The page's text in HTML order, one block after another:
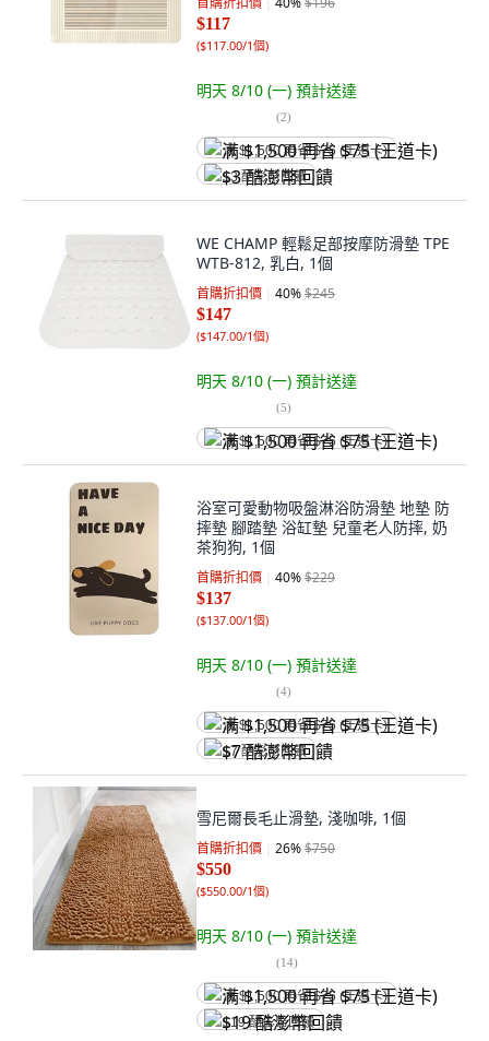
$117
($117.00/1個)
明天 8/10 (一) 預計送達
(2)
满 $1,500 再省 $75 (王道卡)
$3 酷澎幣回饋
WE CHAMP 輕鬆足部按摩防滑墊 TPE
WTB-812, 乳白, 1個
首購折扣價 40%$245
$147
($147.00/1個)
明天 8/10 (一) 預計送達
(5)
满 $1,500 再省 $75 (王道卡)
浴室可愛動物吸盤淋浴防滑墊 地墊 防
摔墊 腳踏墊 浴缸墊 兒童老人防摔, 奶
茶狗狗, 1個
首購折扣價 40%$229
$137
($137.00/1個)
明天 8/10 (一) 預計送達
(4)
满 $1,500 再省 $75 (王道卡)
$7 酷澎幣回饋
雪尼爾長毛止滑墊, 淺咖啡, 1個
首購折扣價 26%$750
$550
($550.00/1個)
明天 8/10 (一) 預計送達
(14)
满 $1,500 再省 $75 (王道卡)
$19 酷澎幣回饋